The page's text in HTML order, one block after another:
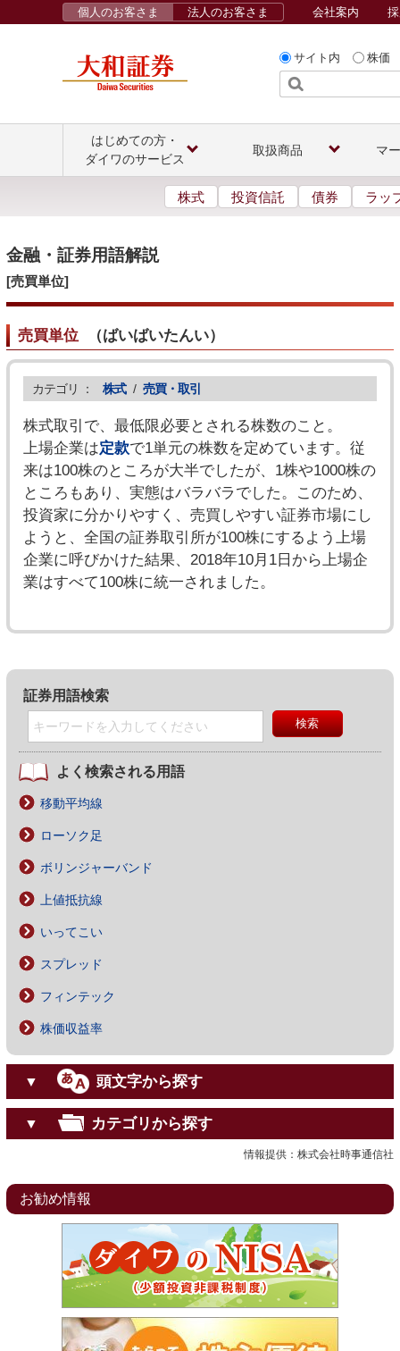
サイト内 株価
個人のお客さま 法人のお客さま 会社案内
はじめての方・
ダイワのサービス
取扱商品 マ
株式 投資信託 債券 ラッ
金融・証券用語解説
[売買単位]
売買単位（ばいばいたんい）
カテゴリ ： 株式 / 売買・取引
株式取引で、最低限必要とされる株数のこと。
上場企業は定款で1単元の株数を定めています。従
来は100株のところが大半でしたが、1株や1000株の
ところもあり、実態はバラバラでした。このため、
投資家に分かりやすく、売買しやすい証券市場にし
ようと、全国の証券取引所が100株にするよう上場
企業に呼びかけた結果、2018年10月1日から上場企
業はすべて100株に統一されました。
証券用語検索
よく検索される用語
移動平均線
ローソク足
ボリンジャーバンド
上値抵抗線
いってこい
スプレッド
フィンテック
株価収益率
▼ 頭文字から探す
▼ カテゴリから探す
情報提供：株式会社時事通信社
お勧め情報